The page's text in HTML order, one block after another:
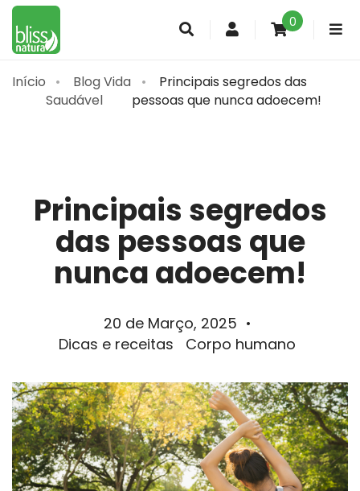
Conta 0
Início
Blog Vida
Saudável
Principais segredos das
pessoas que nunca adoecem!
Principais segredos
das pessoas que
nunca adoecem!
20 de Março, 2025 •
Dicas e receitas
Corpo humano